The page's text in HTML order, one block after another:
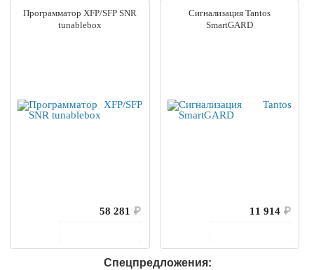
Программатор XFP/SFP SNR
tunablebox
58 281 ₽
Сигнализация Tantos
SmartGARD
11 914 ₽
Спецпредложения: